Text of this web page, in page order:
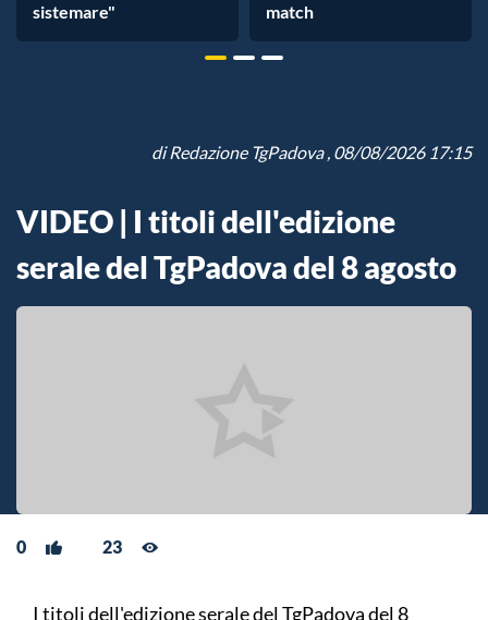
sistemare"
match
diRedazione TgPadova, 08/08/2026 17:15
VIDEO | I titoli dell'edizione
serale del TgPadova del 8 agosto
0 23
I titoli dell'edizione serale del TgPadova del 8